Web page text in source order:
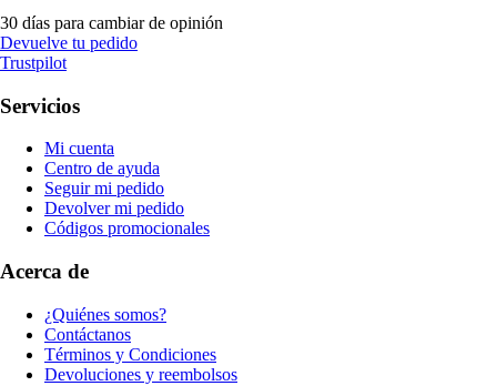
30 días para cambiar de opinión
Devuelve tu pedido
Trustpilot
Servicios
Mi cuenta
Centro de ayuda
Seguir mi pedido
Devolver mi pedido
Códigos promocionales
Acerca de
¿Quiénes somos?
Contáctanos
Términos y Condiciones
Devoluciones y reembolsos